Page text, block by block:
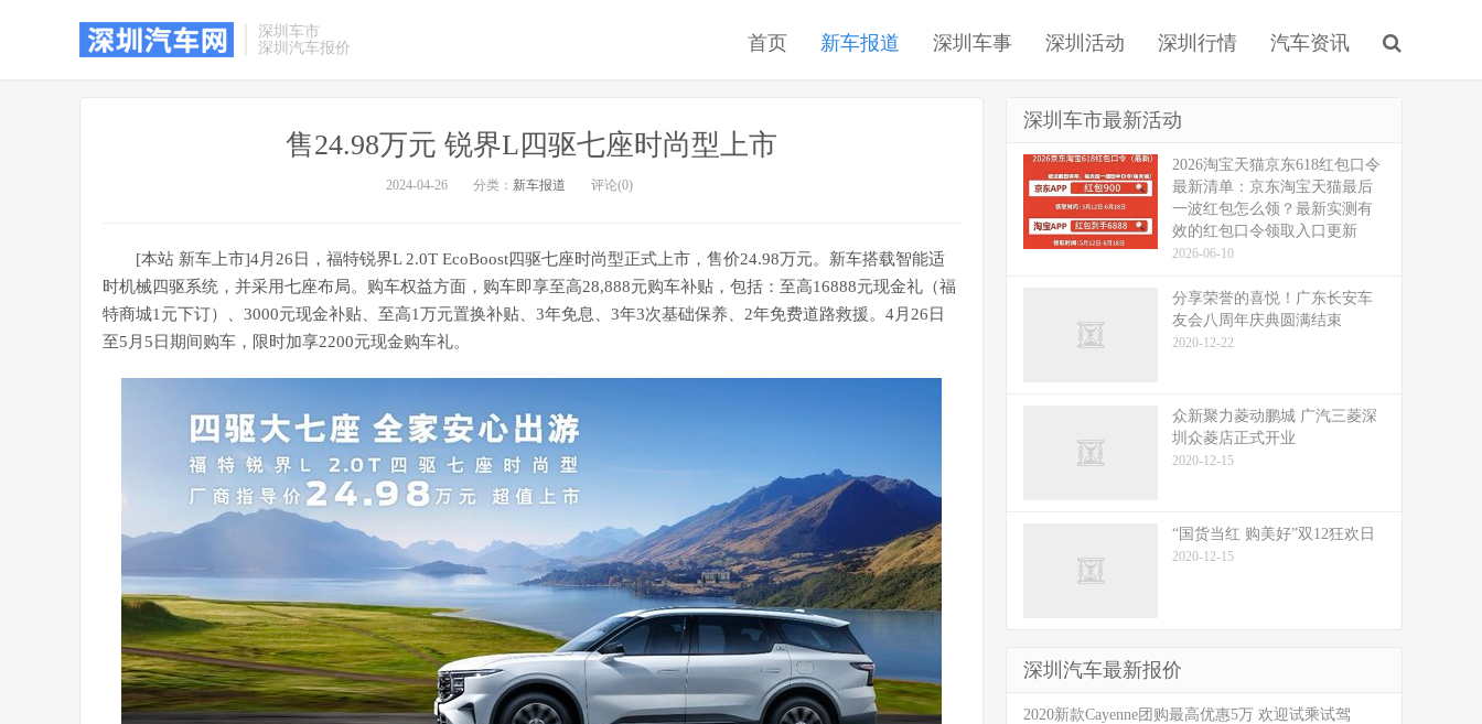
深圳车市
深圳汽车报价
首页 新车报道 深圳车事 深圳活动 深圳行情 汽车资讯
售24.98万元 锐界L四驱七座时尚型上市
2024-04-26 分类： 新车报道 评论(0)
[本站 新车上市]4月26日，福特锐界L 2.0T EcoBoost四驱七座时尚型正式上市，售价24.98万元。新车搭载智能适
时机械四驱系统，并采用七座布局。购车权益方面，购车即享至高28,888元购车补贴，包括：至高16888元现金礼（福
特商城1元下订）、3000元现金补贴、至高1万元置换补贴、3年免息、3年3次基础保养、2年免费道路救援。4月26日
至5月5日期间购车，限时加享2200元现金购车礼。
深圳车市最新活动
2026淘宝天猫京东618红包口令
最新清单：京东淘宝天猫最后
一波红包怎么领？最新实测有
效的红包口令领取入口更新
2026-06-10
分享荣誉的喜悦！广东长安车
友会八周年庆典圆满结束
2020-12-22
众新聚力菱动鹏城 广汽三菱深
圳众菱店正式开业
2020-12-15
“国货当红 购美好”双12狂欢日
2020-12-15
深圳汽车最新报价
2020新款Cayenne团购最高优惠5万 欢迎试乘试驾